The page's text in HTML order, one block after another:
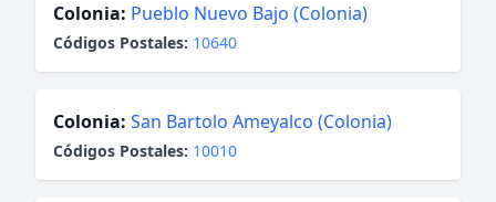
Colonia: Pueblo Nuevo Bajo (Colonia)
Códigos Postales: 10640
Colonia: San Bartolo Ameyalco (Colonia)
Códigos Postales: 10010